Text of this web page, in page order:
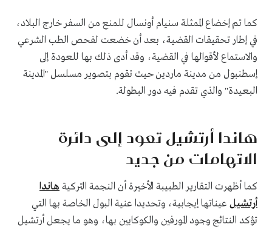
كما تم إخضاع الممثلة سنيام أونسال للمنع من السفر خارج البلاد،
في إطار تحقيقات القضية، بعد أن خضعت لفحص الطب الشرعي
والاستماع لأقوالها في القضية، وقد أدى ذلك بها للعودة إلى
إسطنبول من مدينة ماردين حيث تقوم بتصوير مسلسل "المدينة
البعيدة" والذي تقدم فيه دور البطولة.
هاندا أرتشيل تعود إلى دائرة
الاتهامات من جديد
كما أظهرت التقارير الطبيبة الأخيرة أن النجمة التركية هاندا
أرتشيل عيناتها إيجابية، وتحديدا عنية البول الخاصة بها التي
تؤكد النتائج وجود المورفين والكوكايين بها، وهو ما يجعل أرتشيل